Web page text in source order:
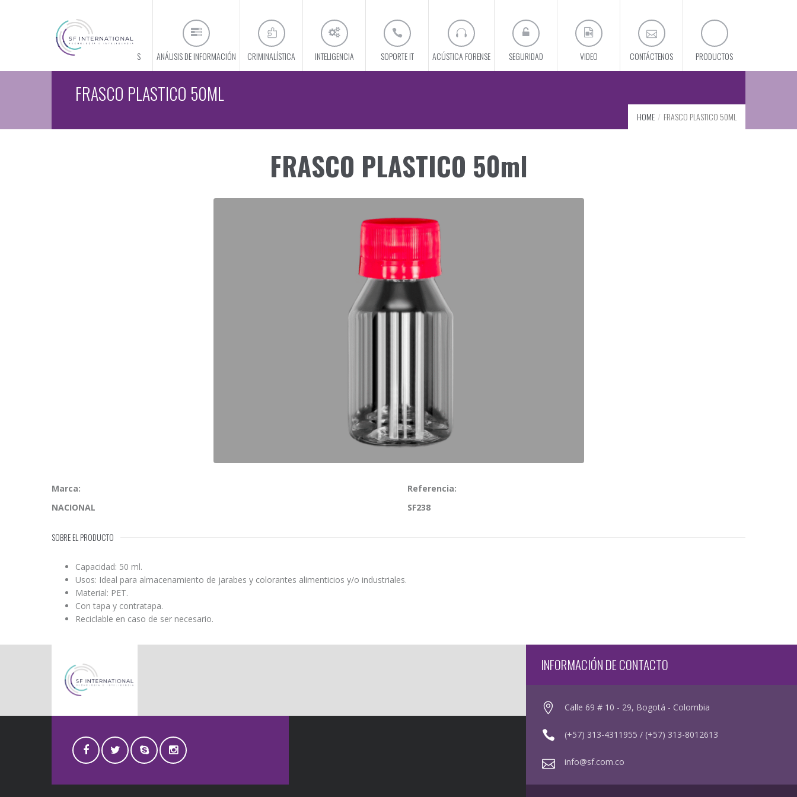
CONÓCENOS ANÁLISIS DE INFORMACIÓN CRIMINALÍSTICA INTELIGENCIA SOPORTE IT ACÚSTICA FORENSE SEGURIDAD VIDEO CONTÁCTENOS PRODUCTOS
FRASCO PLASTICO 50ML
HOME FRASCO PLASTICO 50ML
FRASCO PLASTICO 50ml
Marca:
NACIONAL
Referencia:
SF238
SOBRE EL PRODUCTO
Capacidad: 50 ml.
Usos: Ideal para almacenamiento de jarabes y colorantes alimenticios y/o industriales.
Material: PET.
Con tapa y contratapa.
Reciclable en caso de ser necesario.
INFORMACIÓN DE CONTACTO
Calle 69 # 10 - 29, Bogotá - Colombia
(+57) 313-4311955 / (+57) 313-8012613
info@sf.com.co